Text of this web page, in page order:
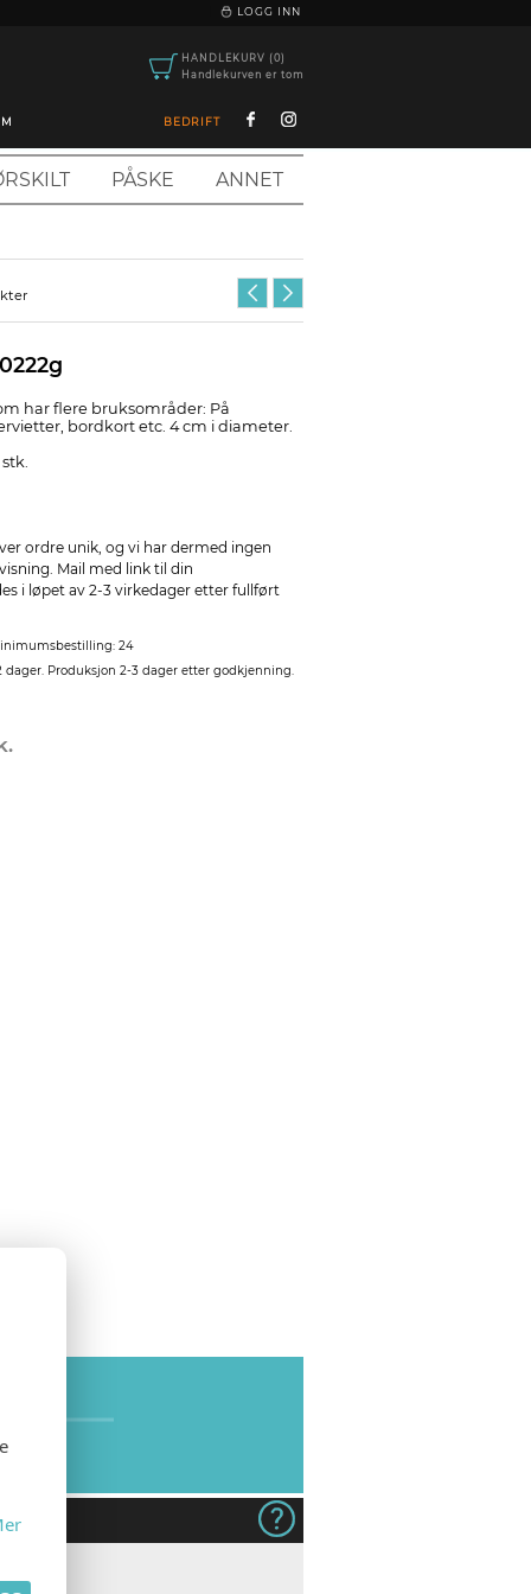
LOGG INN
HANDLEKURV (0)
Handlekurven er tom
BEDRIFT
PÅSKE ANNET
har flere bruksområder: På
bordkort etc. 4 cm i diameter.
ordre unik, og vi har dermed ingen
Mail med link til din
i løpet av 2-3 virkedager etter fullført
24
dager. Produksjon 2-3 dager etter godkjenning.